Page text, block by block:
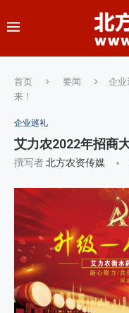
首页 要闻 企业
来！
企业巡礼
艾力农2022年招商
撰写者北方农资传媒